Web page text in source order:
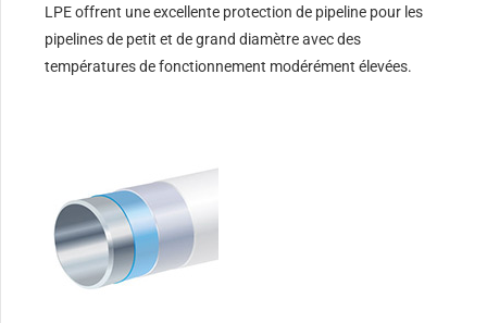
LPE offrent une excellente protection de pipeline pour les
pipelines de petit et de grand diamètre avec des
températures de fonctionnement modérément élevées.